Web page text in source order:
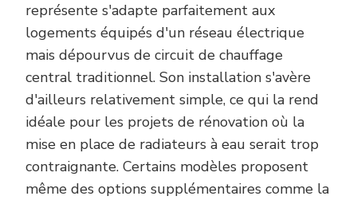
représente s'adapte parfaitement aux
logements équipés d'un réseau électrique
mais dépourvus de circuit de chauffage
central traditionnel. Son installation s'avère
d'ailleurs relativement simple, ce qui la rend
idéale pour les projets de rénovation où la
mise en place de radiateurs à eau serait trop
contraignante. Certains modèles proposent
même des options supplémentaires comme la